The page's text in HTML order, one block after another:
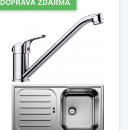
DOPRAVA ZDARMA